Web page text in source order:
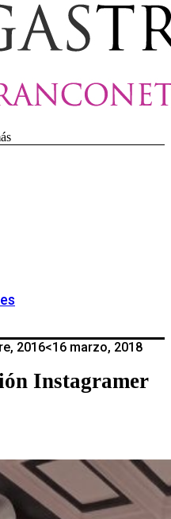
2016<16 marzo, 2018
Instagramer